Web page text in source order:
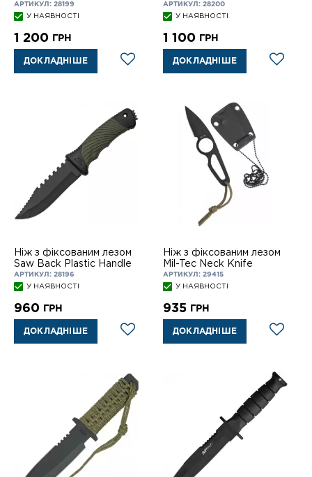
АРТИКУЛ: 28199
У НАЯВНОСТІ
1 200 ГРН
ДОКЛАДНІШЕ
АРТИКУЛ: 28200
У НАЯВНОСТІ
1 100 ГРН
ДОКЛАДНІШЕ
Ніж з фіксованим лезом
Saw Back Plastic Handle
АРТИКУЛ: 28196
У НАЯВНОСТІ
960 ГРН
ДОКЛАДНІШЕ
Ніж з фіксованим лезом
Mil-Tec Neck Knife
АРТИКУЛ: 29415
У НАЯВНОСТІ
935 ГРН
ДОКЛАДНІШЕ